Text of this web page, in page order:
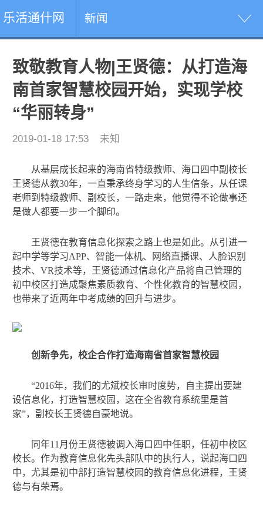
乐活通什网 新闻
致敬教育人物|王贤德：从打造海
南首家智慧校园开始，实现学校
“华丽转身”
2019-01-18 17:53 未知
从基层成长起来的海南省特级教师、海口四中副校长
王贤德从教30年，一直秉承终身学习的人生信条，从任课
老师到特级教师、副校长，一路走来，他觉得不论做事还
是做人都要一步一个脚印。
王贤德在教育信息化探索之路上也是如此。从引进一
起中学等学习APP、智能一体机、网络直播课、人脸识别
技术、VR技术等，王贤德通过信息化产品将自己管理的
初中校区打造成聚焦素质教育、个性化教育的智慧校园，
也带来了近两年中考成绩的回升与进步。
创新争先，校企合作打造海南省首家智慧校园
“2016年，我们的尤斌校长审时度势，自主提出要建
设信息化，打造智慧校园，这在全省教育系统里是首
家”，副校长王贤德自豪地说。
同年11月份王贤德被调入海口四中任职，任初中校区
校长。作为教育信息化先头部队中的执行人，说起海口四
中，尤其是初中部打造智慧校园的教育信息化进程，王贤
德与有荣焉。